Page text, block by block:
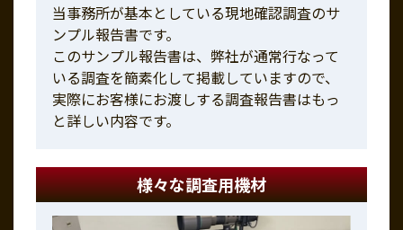
当事務所が基本としている現地確認調査のサ
ンプル報告書です。
このサンプル報告書は、弊社が通常行なって
いる調査を簡素化して掲載していますので、
実際にお客様にお渡しする調査報告書はもっ
と詳しい内容です。
様々な調査用機材